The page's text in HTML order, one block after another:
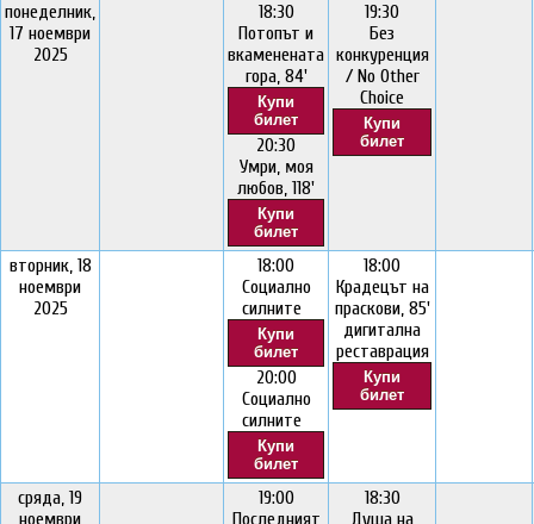
понеделник,
17 ноември
2025
18:30
Потопът и
вкаменената
гора, 84'
Купи
билет
20:30
Умри, моя
любов, 118'
Купи
билет
19:30
Без
конкуренция
/ No Other
Choice
Купи
билет
вторник, 18
ноември
2025
18:00
Социално
силните
Купи
билет
20:00
Социално
силните
Купи
билет
18:00
Крадецът на
праскови, 85'
дигитална
реставрация
Купи
билет
сряда, 19
ноември
19:00
Последният
18:30
Душа на